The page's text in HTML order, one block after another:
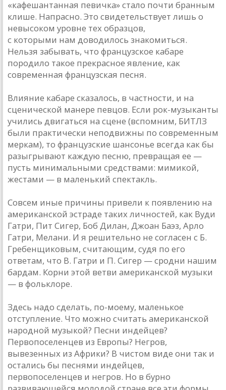
«кафешантанная певичка» стало почти бранным
клише. Напрасно. Это свидетельствует лишь о
невысоком уровне тех образцов,
с которыми нам доводилось знакомиться.
Нельзя забывать, что французское кабаре
породило такое прекрасное явление, как
современная французская песня.
Влияние кабаре сказалось, в частности, и на
сценической манере певцов. Если рок-музыканты
учились двигаться на сцене (вспомним, БИТЛЗ
были практически неподвижны по современным
меркам), то французские шансонье всегда как бы
разыгрывают каждую песню, превращая ее —
пусть минимальными средствами: мимикой,
жестами — в маленький спектакль.
Совсем иные причины привели к появлению на
американской эстраде таких личностей, как Вуди
Гатри, Пит Сигер, Боб Дилан, Джоан Баэз, Арло
Гатри, Мелани. И я решительно не согласен с Б.
Гребенщиковым, считающим, судя по его
ответам, что В. Гатри и П. Сигер — сродни нашим
бардам. Корни этой ветви американской музыки
— в фольклоре.
Здесь надо сделать, по-моему, маленькое
отступление. Что можно считать американской
народной музыкой? Песни индейцев?
Первопоселенцев из Европы? Негров,
вывезенных из Африки? В чистом виде они так и
остались бы песнями индейцев,
первопоселенцев и негров. Но в бурно